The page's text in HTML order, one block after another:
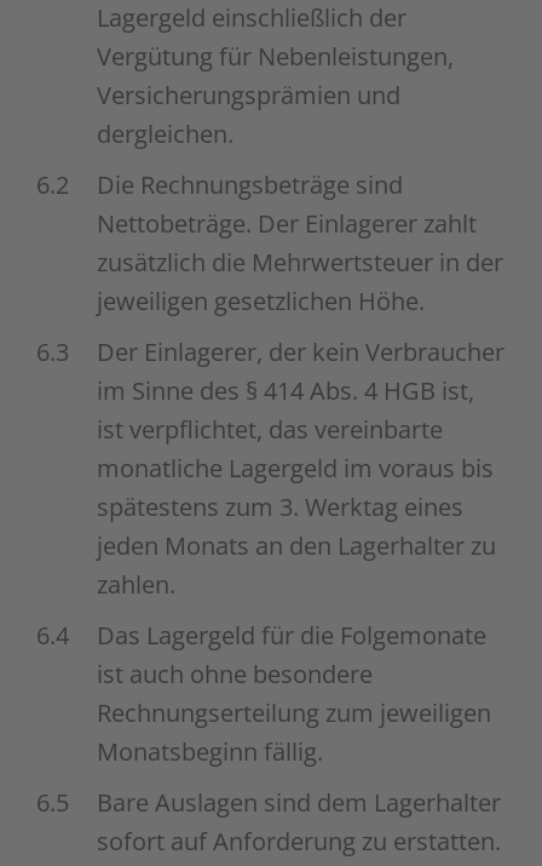
Lagergeld einschließlich der
Vergütung für Nebenleistungen,
Versicherungsprämien und
dergleichen.
6.2
Die Rechnungsbeträge sind
Nettobeträge. Der Einlagerer zahlt
zusätzlich die Mehrwertsteuer in der
jeweiligen gesetzlichen Höhe.
6.3
Der Einlagerer, der kein Verbraucher
im Sinne des § 414 Abs. 4 HGB ist,
ist verpflichtet, das vereinbarte
monatliche Lagergeld im voraus bis
spätestens zum 3. Werktag eines
jeden Monats an den Lagerhalter zu
zahlen.
6.4
Das Lagergeld für die Folgemonate
ist auch ohne besondere
Rechnungserteilung zum jeweiligen
Monatsbeginn fällig.
6.5
Bare Auslagen sind dem Lagerhalter
sofort auf Anforderung zu erstatten.